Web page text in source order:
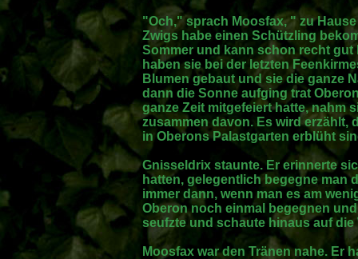
"Och," sprach Moosfax, " zu
Zwigs habe einen Schützling
Sommer und kann schon recht gut
haben sie bei der letzten
Blumen gebaut und sie die ganze
dann die Sonne aufging trat
ganze Zeit mitgefeiert hatte, nahm
zusammen davon. Es wird erzählt,
in Oberons Palastgarten erblüht
Gnisseldrix staunte. Er erinnerte
hatten, gelegentlich begegne man
immer dann, wenn man es am
Oberon noch einmal begegnen
seufzte und schaute hinaus auf die
Moosfax war den Tränen nahe. Er